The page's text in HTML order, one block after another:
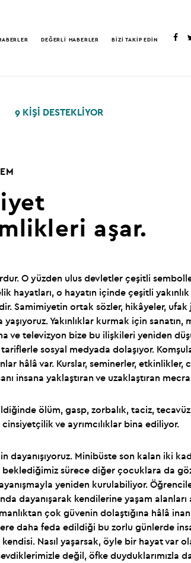
DEĞERLİ HABERLER BİZİ TAKİP EDİN
9 KİŞİ DESTEKLİYOR
aşar.
O yüzden ulus devletler çeşitli
hayatları, o hayatın içinde çeşitli
Samimiyetin ortak sözler, hikâyeler,
Yakınlıklar kurmak için
ve televizyon bize bu ilişkileri yeniden
sosyal medyada dolaşıyor.
hâlâ var. Kurslar, seminerler,
insana yaklaştıran ve uzaklaştıran
ölüm, gasp, zorbalık, taciz,
ve ayrımcılıklar bina ediliyor.
dayanışıyoruz. Minibüste son kalan iki
beklediğimiz sürece diğer çocuklara da
yeniden kurulabiliyor.
dayanışarak kendilerine yaşam alanları
çok güvenin dolaştığına hâlâ
daha feda edildiği bu zorlu günlerde
Nasıl yaşarsak, öyle bir hayat var
değil, öfke duyduklarımızla